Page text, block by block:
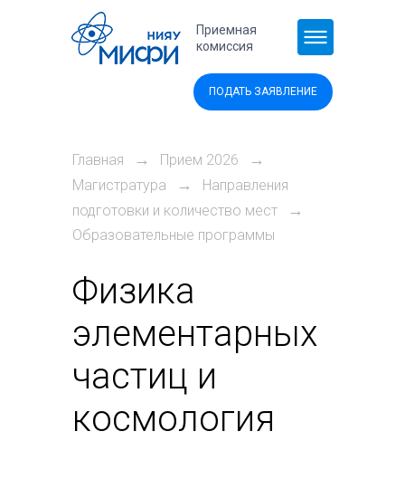
Перейти к основному содержанию
ПОДАТЬ ЗАЯВЛЕНИЕ
Приемная
комиссия
Главная → Прием 2026 →
Магистратура →
Направления
подготовки и количество мест
→
Образовательные программы
Физика
элементарных
частиц и
космология